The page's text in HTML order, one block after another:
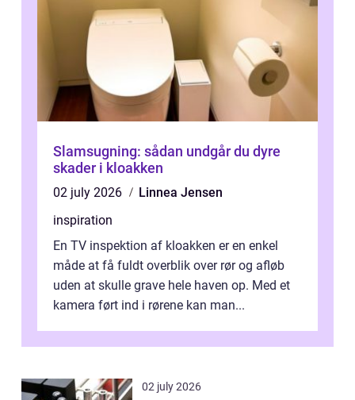
Slamsugning: sådan undgår du dyre
skader i kloakken
02 july 2026
Linnea Jensen
inspiration
En TV inspektion af kloakken er en enkel
måde at få fuldt overblik over rør og afløb
uden at skulle grave hele haven op. Med et
kamera ført ind i rørene kan man...
02 july 2026